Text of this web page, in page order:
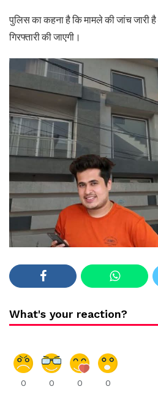
पुलिस का कहना है कि मामले की जांच जारी
गिरफ्तारी की जाएगी।
What's your reaction?
0 0 0 0